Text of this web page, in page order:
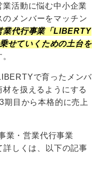
活動に悩む中小企業
メンバーをマッチン
業代行事業「LIBERTY
せていくための土台を
で育ったメンバ
を扱えるようにする
期目から本格的に売上
業・営業代行事業
詳しくは、以下の記事